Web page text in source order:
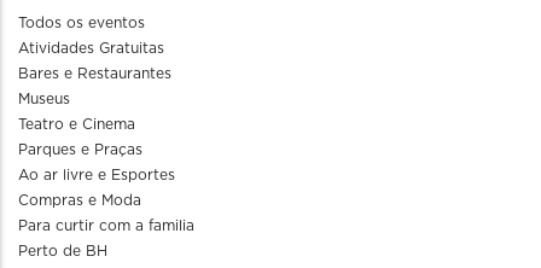
Todos os eventos
Atividades Gratuitas
Bares e Restaurantes
Museus
Teatro e Cinema
Parques e Praças
Ao ar livre e Esportes
Compras e Moda
Para curtir com a familia
Perto de BH